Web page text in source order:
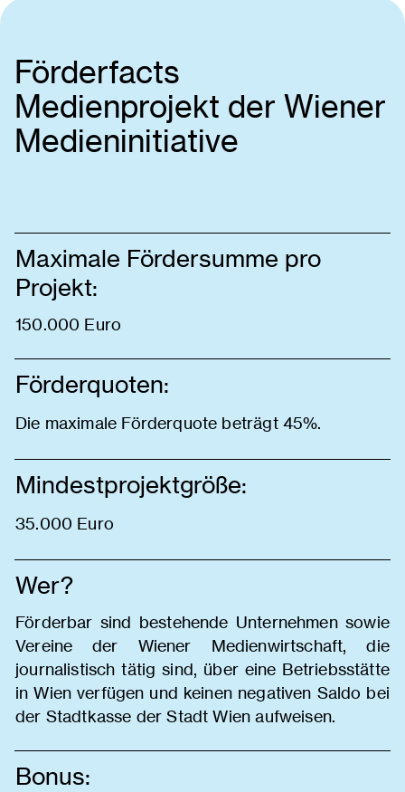
Förderfacts
Medienprojekt der Wiener
Medieninitiative
Maximale Fördersumme pro
Projekt:
150.000 Euro
Förderquoten:
Die maximale Förderquote beträgt 45%.
Mindestprojektgröße:
35.000 Euro
Wer?
Förderbar sind bestehende Unternehmen sowie
Vereine der Wiener Medienwirtschaft, die
journalistisch tätig sind, über eine Betriebsstätte
in Wien verfügen und keinen negativen Saldo bei
der Stadtkasse der Stadt Wien aufweisen.
Bonus: